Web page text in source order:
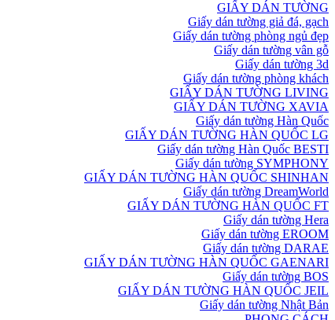
GIẤY DÁN TƯỜNG
Giấy dán tường giả đá, gạch
Giấy dán tường phòng ngủ đẹp
Giấy dán tường vân gỗ
Giấy dán tường 3d
Giấy dán tường phòng khách
GIẤY DÁN TƯỜNG LIVING
GIẤY DÁN TƯỜNG XAVIA
Giấy dán tường Hàn Quốc
GIẤY DÁN TƯỜNG HÀN QUỐC LG
Giấy dán tường Hàn Quốc BESTI
Giấy dán tường SYMPHONY
GIẤY DÁN TƯỜNG HÀN QUỐC SHINHAN
Giấy dán tường DreamWorld
GIẤY DÁN TƯỜNG HÀN QUỐC FT
Giấy dán tường Hera
Giấy dán tường EROOM
Giấy dán tường DARAE
GIẤY DÁN TƯỜNG HÀN QUỐC GAENARI
Giấy dán tường BOS
GIẤY DÁN TƯỜNG HÀN QUỐC JEIL
Giấy dán tường Nhật Bản